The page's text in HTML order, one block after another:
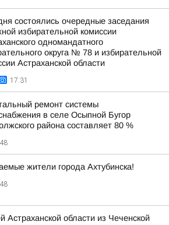
состоялись очередные заседания
избирательной комиссии
одномандатного
округа № 78 и избирательной
Астраханской области
17:31
ремонт системы
в селе Осыпной Бугор
района составляет 80 %
жители города Ахтубинска!
Астраханской области из Чеченской